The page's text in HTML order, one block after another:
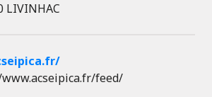
LIVINHAC
www.acseipica.fr/feed/